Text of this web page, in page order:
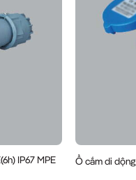
IP67 MPE
Ổ cắm di dộng